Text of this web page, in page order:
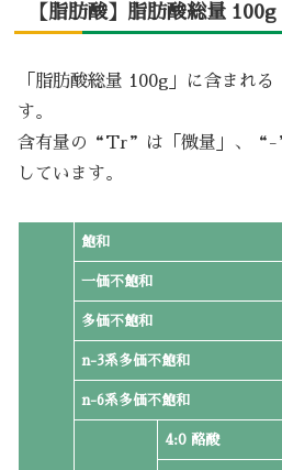
【脂肪酸】脂肪酸総量 100g
「脂肪酸総量 100g」に含まれ
す。
含有量の“Tr”は「微量」、“-
しています。
飽和
一価不飽和
多価不飽和
n-3系多価不飽和
n-6系多価不飽和
4:0 酪酸